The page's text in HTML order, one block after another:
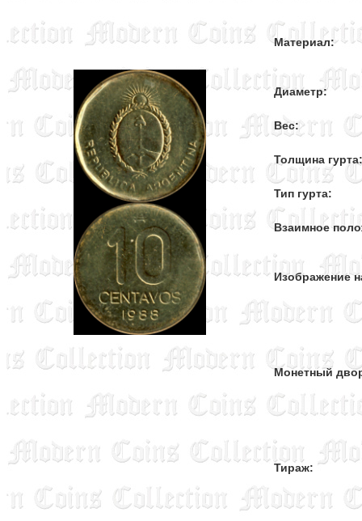
Материал:
Диаметр:
Вес:
Толщина гурта:
Тип гурта:
Взаимное
Изображение
Монетный
Тираж: